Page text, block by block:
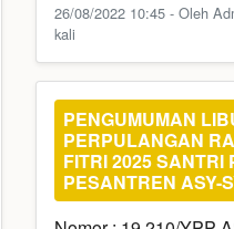
26/08/2022 10:45 - Oleh
kali
PENGUMUMAN
PERPULANGAN
FITRI 2025 SANTRI
PESANTREN ASY-